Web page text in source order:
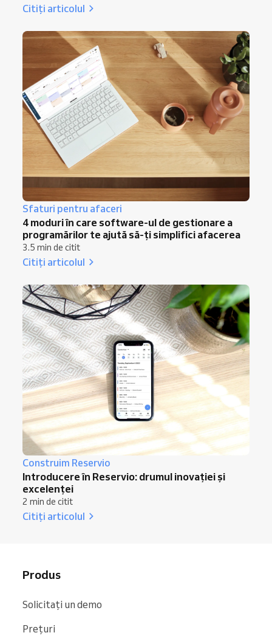
Citiți articolul
Sfaturi pentru afaceri
4 moduri în care software-ul de gestionare a
programărilor te ajută să-ți simplifici afacerea
3.5 min de citit
Citiți articolul
Construim Reservio
Introducere în Reservio: drumul inovației și
excelenței
2 min de citit
Citiți articolul
Produs
Solicitați un demo
Prețuri